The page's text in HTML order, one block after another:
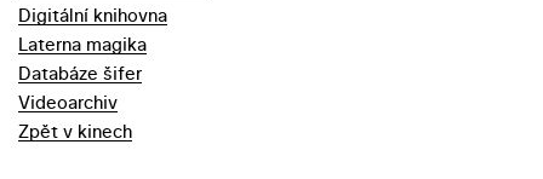
Digitální knihovna
Laterna magika
Databáze šifer
Videoarchiv
Zpět v kinech